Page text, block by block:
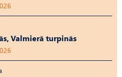
Valmierā turpinās